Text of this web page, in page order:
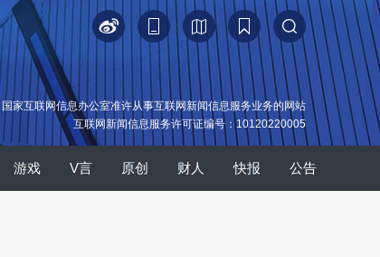
国家互联网信息办公室准许从事互联网新闻信息服务业务的网站
互联网新闻信息服务许可证编号：10120220005
游戏 V言 原创 财人 快报 公告